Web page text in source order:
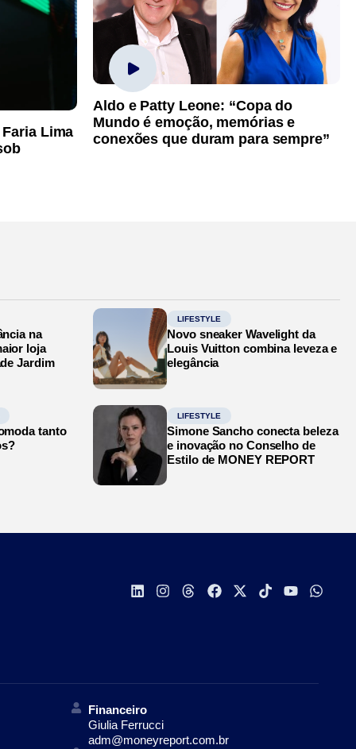
Lima
Aldo e Patty Leone: “Copa do
Mundo é emoção, memórias e
conexões que duram para sempre”
na
loja
Jardim
LIFESTYLE
Novo sneaker Wavelight da
Louis Vuitton combina leveza e
elegância
tanto
LIFESTYLE
Simone Sancho conecta beleza
e inovação no Conselho de
Estilo de MONEY REPORT
Financeiro
Giulia Ferrucci
adm@moneyreport.com.br